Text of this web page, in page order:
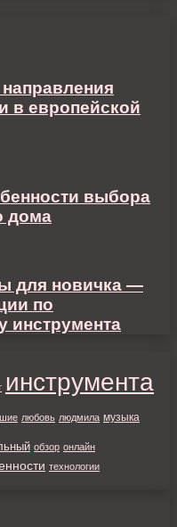
в европейской
выбора
дома
для новичка —
по
инструмента
инструмента
любовь людмила музыка
обзор онлайн
технологии